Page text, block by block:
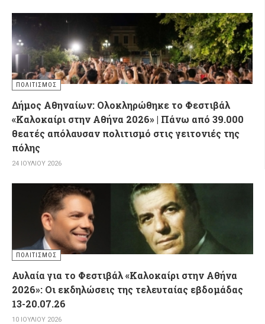
ΠΟΛΙΤΙΣΜΌΣ
Δήμος Αθηναίων: Ολοκληρώθηκε το Φεστιβάλ
«Καλοκαίρι στην Αθήνα 2026» | Πάνω από 39.000
θεατές απόλαυσαν πολιτισμό στις γειτονιές της
πόλης
24 ΙΟΥΛΊΟΥ 2026
ΠΟΛΙΤΙΣΜΌΣ
Αυλαία για το Φεστιβάλ «Καλοκαίρι στην Αθήνα
2026»: Οι εκδηλώσεις της τελευταίας εβδομάδας
13-20.07.26
10 ΙΟΥΛΊΟΥ 2026